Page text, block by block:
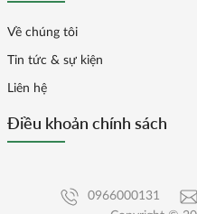
Về chúng tôi
Tin tức & sự kiện
Liên hệ
Điều khoản chính sách
0966000131